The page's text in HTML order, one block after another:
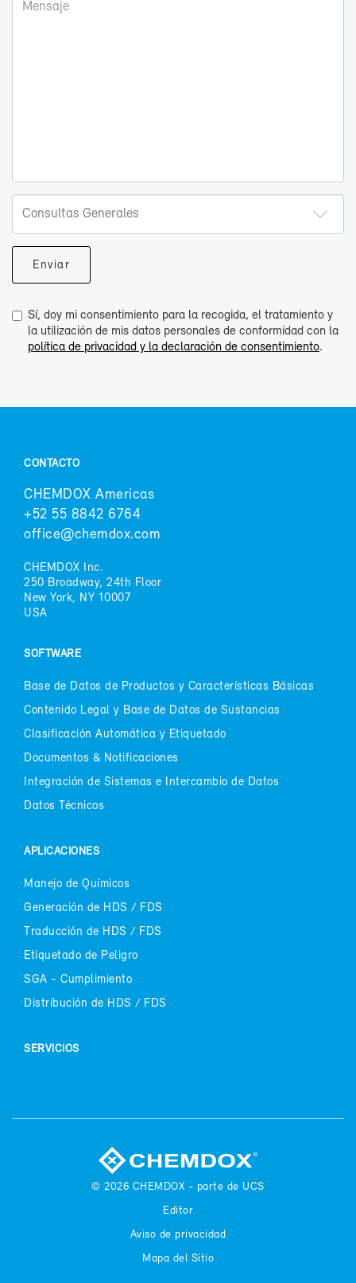
Sí, doy mi consentimiento para la recogida, el tratamiento y
la utilización de mis datos personales de conformidad con la
política de privacidad y la declaración de consentimiento.
CON­TAC­TO
CHEM­DOX Ame­ri­cas
+52 55 8842 6764
of­fi­ce@chem­dox.com
CHEM­DOX Inc.
250 Broad­way, 24th Floor
New York, NY 10007
USA
SOFT­WA­RE
Ba­se de Da­tos de Pro­duc­tos y Ca­rac­te­rís­ti­cas Bá­si­cas
Con­te­ni­do Le­gal y Ba­se de Da­tos de Sus­tan­cias
Cla­si­fi­ca­ción Au­to­má­ti­ca y Eti­que­ta­do
Do­cu­men­tos & No­ti­fi­ca­cio­nes
In­te­gra­ción de Sis­te­mas e In­ter­cam­bio de Da­tos
Da­tos Téc­ni­cos
APLI­CA­CIO­NES
Ma­ne­jo de Quí­mi­cos
Ge­ne­ra­ción de HDS / FDS
Tra­duc­ción de HDS / FDS
Eti­que­ta­do de Pe­li­gro
SGA - Cum­pli­mien­to
Dis­tri­bu­ción de HDS / FDS
SER­VI­CIOS
© 2026 CHEM­DOX - par­te de UCS
Edi­tor
Avi­so de pri­va­ci­dad
Ma­pa del Si­tio